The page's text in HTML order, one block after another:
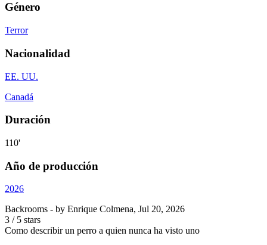
Género
Terror
Nacionalidad
EE. UU.
Canadá
Duración
110'
Año de producción
2026
Backrooms - by Enrique Colmena, Jul 20, 2026
3 / 5 stars
Como describir un perro a quien nunca ha visto uno